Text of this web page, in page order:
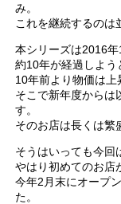
み。
これを継続するのは
本シリーズは2016年
約10年が経過しよう
10年前より物価は上
そこで新年度からは
す。
そのお店は長くは繁
そうはいっても今回
やはり初めてのお店
今年2月末にオープ
た。